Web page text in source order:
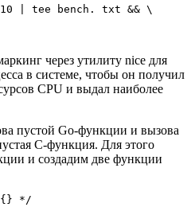
| tee bench. txt && \
через утилиту nice для
в системе, чтобы он получил
CPU и выдал наиболее
пустой Go-функции и вызова
C-функция. Для этого
и создадим две функции
{} */